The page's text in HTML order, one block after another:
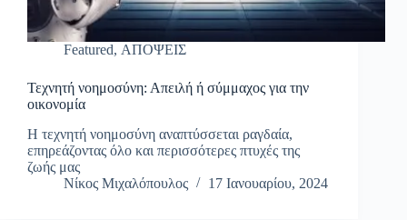
Featured, ΑΠΟΨΕΙΣ
Τεχνητή νοημοσύνη: Απειλή ή σύμμαχος για την
οικονομία
Η τεχνητή νοημοσύνη αναπτύσσεται ραγδαία,
επηρεάζοντας όλο και περισσότερες πτυχές της
ζωής μας
Νίκος Μιχαλόπουλος
17 Ιανουαρίου, 2024